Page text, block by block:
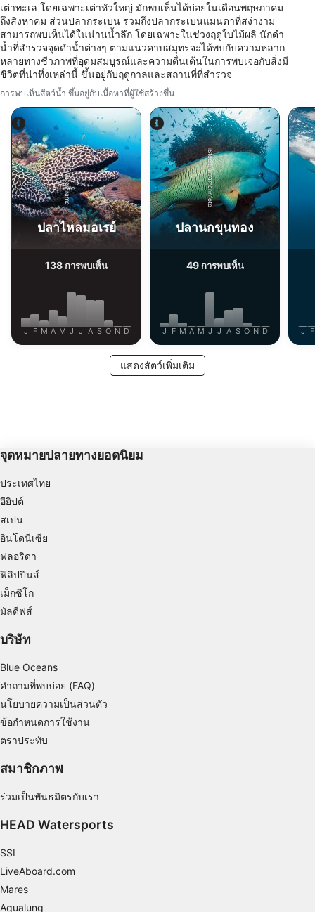
เต่าทะเล โดยเฉพาะเต่าหัวใหญ่ มักพบเห็นได้บ่อยในเดือนพฤษภาคม
ถึงสิงหาคม ส่วนปลากระเบน รวมถึงปลากระเบนแมนตาที่สง่างาม
สามารถพบเห็นได้ในน่านน้ำลึก โดยเฉพาะในช่วงฤดูใบไม้ผลิ นักดำ
น้ำที่สำรวจจุดดำน้ำต่างๆ ตามแนวคาบสมุทรจะได้พบกับความหลาก
หลายทางชีวภาพที่อุดมสมบูรณ์และความตื่นเต้นในการพบเจอกับสิ่งมี
ชีวิตที่น่าทึ่งเหล่านี้ ขึ้นอยู่กับฤดูกาลและสถานที่ที่สำรวจ
การพบเห็นสัตว์น้ำ ขึ้นอยู่กับเนื้อหาที่ผู้ใช้สร้างขึ้น
Alamy-WaterFrame
ปลาไหลมอเรย์
138 การพบเห็น
J F M A M J J A S O N D
iStock/ultramarinfoto
ปลานกขุนทอง
49การพบเห็น
J F M A M J J A S O N D J F
แสดงสัตว์เพิ่มเติม
จุดหมายปลายทางยอดนิยม
ประเทศไทย
อียิปต์
สเปน
อินโดนีเซีย
ฟลอริดา
ฟิลิปปินส์
เม็กซิโก
มัลดีฟส์
บริษัท
Blue Oceans
คำถามที่พบบ่อย (FAQ)
นโยบายความเป็นส่วนตัว
ข้อกำหนดการใช้งาน
ตราประทับ
สมาชิกภาพ
ร่วมเป็นพันธมิตรกับเรา
HEAD Watersports
SSI
LiveAboard.com
Mares
Aqualung
Use limited data to select content
คุณสมบัติพิเศษของ IAB:
Use precise geolocation data
Identify devices based on information
actively requested
วัตถุประสงค์ในการประมวลผลที่ไม่ใช่ของ IAB:
จำเป็น
ประสิทธิภาพการทำงาน
การทำงาน